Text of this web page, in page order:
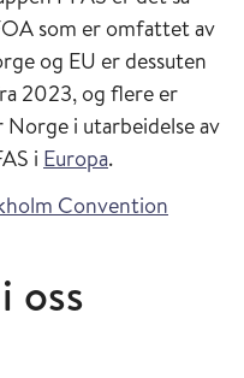
som er omfattet av
og EU er dessuten
2023, og flere er
i utarbeidelse av
i Europa.
Convention
oss